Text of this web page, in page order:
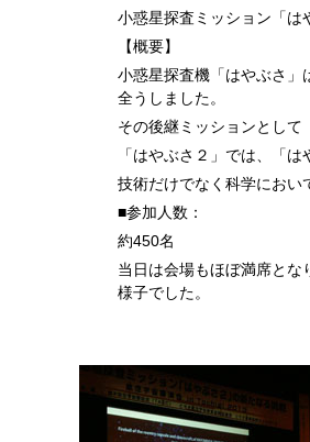
小惑星探査ミッション「は
【概要】
小惑星探査機「はやぶさ」
全うしました。
その後継ミッションとして
「はやぶさ２」では、「
技術だけでなく科学におい
■参加人数：
約450名
当日は会場もほぼ満席と
様子でした。